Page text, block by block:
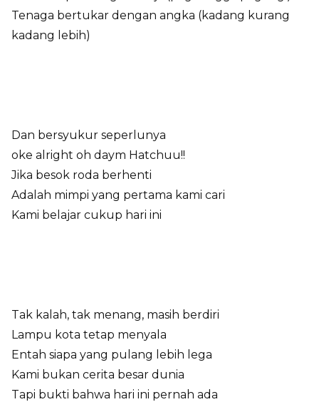
Tenaga bertukar dengan angka (kadang kurang
kadang lebih)
Dan bersyukur seperlunya
oke alright oh daym Hatchuu!!
Jika besok roda berhenti
Adalah mimpi yang pertama kami cari
Kami belajar cukup hari ini
Tak kalah, tak menang, masih berdiri
Lampu kota tetap menyala
Entah siapa yang pulang lebih lega
Kami bukan cerita besar dunia
Tapi bukti bahwa hari ini pernah ada